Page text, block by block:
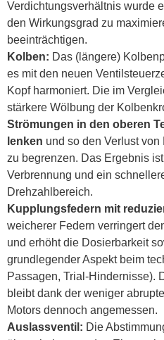
Verdichtungsverhältnis wurde
den Wirkungsgrad zu
beeinträchtigen.
Kolben: Das (längere)
es mit den neuen
Kopf harmoniert. Die im
stärkere Wölbung der
Strömungen in den oberen
lenken und so den Verlust
zu begrenzen. Das Ergebnis
Verbrennung und ein
Drehzahlbereich.
Kupplungsfedern mit
weicherer Federn verringert
und erhöht die Dosierbarkeit
grundlegender Aspekt beim
Passagen, Trial-Hindernisse).
bleibt dank der weniger
Motors dennoch angemessen.
Auslassventil: Die